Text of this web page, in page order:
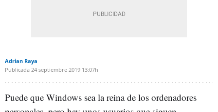
Adrian Raya
Publicada 24 septiembre 2019 13:07h
Puede que Windows sea la reina de los ordenadores